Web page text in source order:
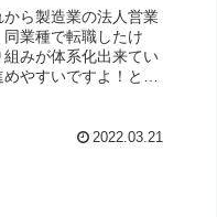
ら製造業の法人営業
業種で転職したけ
みが体系化出来てい
やすいですよ！とい
2022.03.21